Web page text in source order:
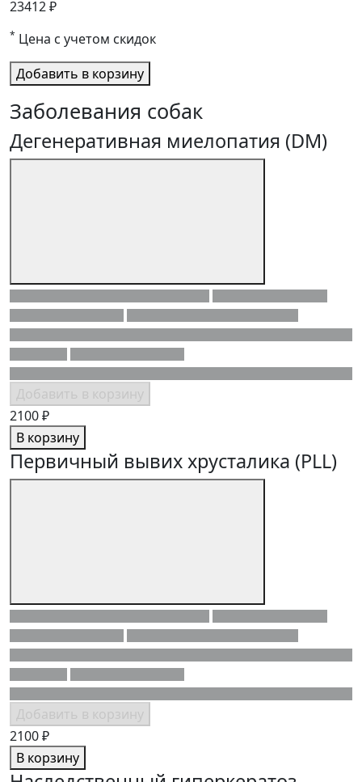
23412 ₽
* Цена с учетом скидок
Добавить в корзину
Заболевания собак
Дегенеративная миелопатия (DM)
2100 ₽
В корзину
Первичный вывих хрусталика (PLL)
2100 ₽
В корзину